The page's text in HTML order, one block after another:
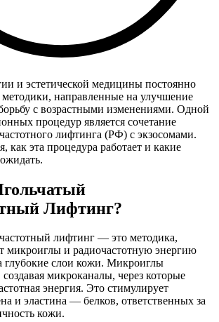
и эстетической медицины постоянно
направленные на улучшение
с возрастными изменениями. Одной
процедур является сочетание
лифтинга (РФ) с экзосомами.
как эта процедура работает и какие
Лифтинг?
лифтинг — это методика,
микроиглы и радиочастотную энергию
глубокие слои кожи. Микроиглы
микроканалы, через которые
энергия. Это стимулирует
и эластина — белков, ответственных за
кожи.